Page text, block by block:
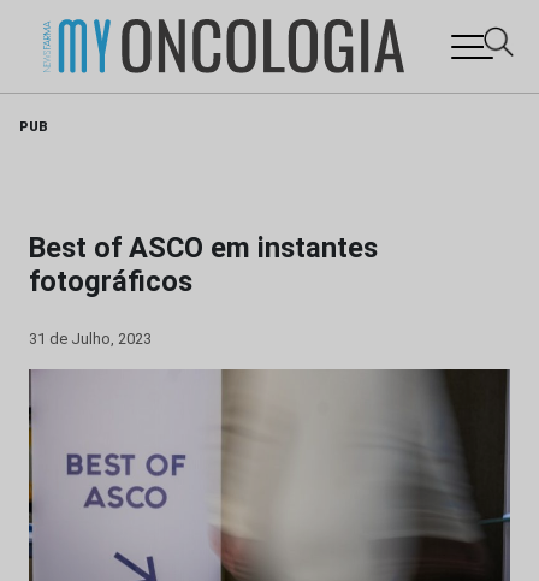
PUB
Best of ASCO em instantes
fotográficos
31 de Julho, 2023